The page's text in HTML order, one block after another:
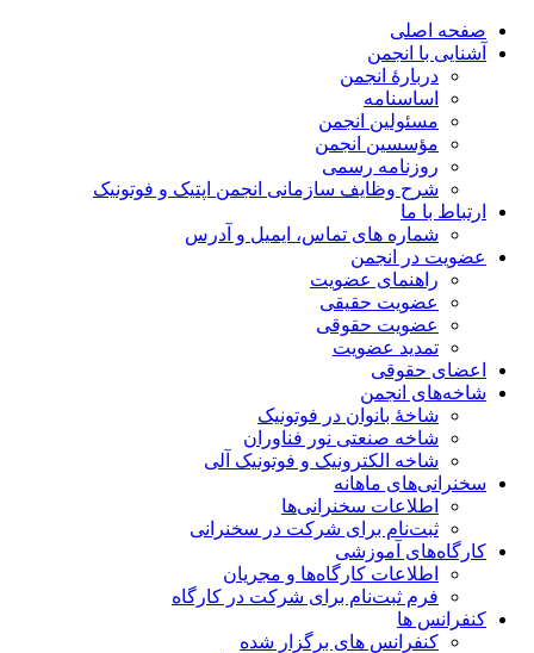
صفحه اصلی
آشنایی با انجمن
دربارۀ انجمن
اساسنامه
مسئولین انجمن
مؤسسین انجمن
روزنامه رسمی
شرح وظایف سازمانی انجمن اپتیک و فوتونیک
ارتباط با ما
شماره های تماس، ایمیل و آدرس
عضویت در انجمن
راهنمای عضویت
عضویت حقیقی
عضویت حقوقی
تمدید عضویت
اعضای حقوقی
شاخه‌های انجمن
شاخۀ بانوان در فوتونیک
شاخه صنعتی نور فناوران
شاخه‌ الکترونیک و فوتونیک آلی
سخنرانی‌های ماهانه
اطلاعات سخنرانی‌‌ها
ثبت‌نام برای شرکت در سخنرانی
کارگاه‌های آموزشی
اطلاعات کارگاه‌ها و مجریان
فرم ثبت‌نام برای شرکت در کارگاه
کنفرانس ها
کنفرانس های برگزار شده